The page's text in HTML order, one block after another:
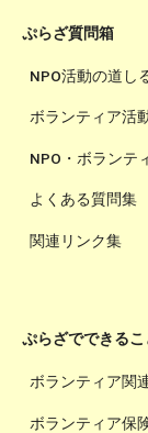
ぷらざ質問箱
NPO活動の道し
ボランティア活
NPO・ボランテ
よくある質問集
関連リンク集
ぷらざでできるこ
ボランティア関
ボランティア保